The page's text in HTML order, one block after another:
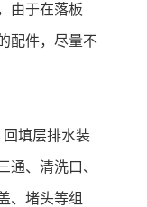
由于在落板
配件，尽量不
填层排水装
通、清洗口、
、堵头等组